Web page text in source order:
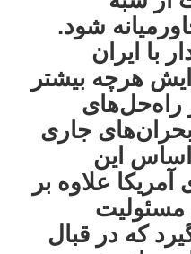
شود.
با ایران
هرچه بیشتر
راه‌حل‌های
جاری
اساس این
علاوه بر
مسئولیت
که در قبال